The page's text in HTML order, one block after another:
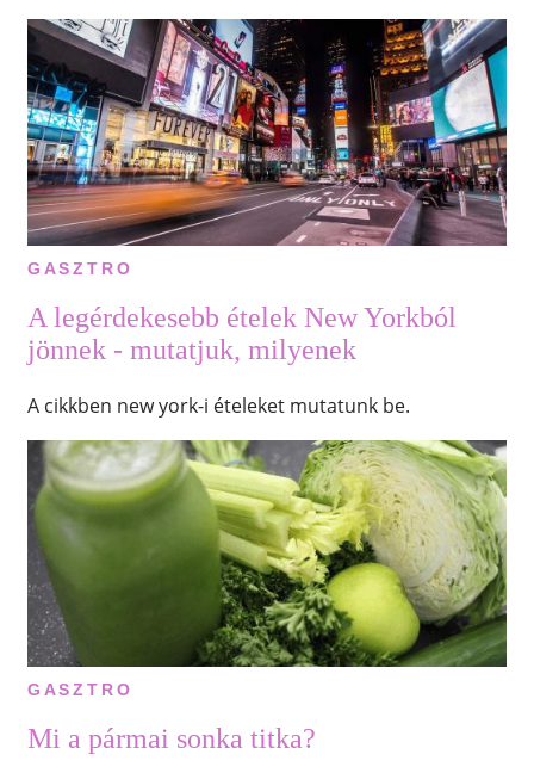
GASZTRO
A legérdekesebb ételek New Yorkból
jönnek - mutatjuk, milyenek
A cikkben new york-i ételeket mutatunk be.
GASZTRO
Mi a pármai sonka titka?